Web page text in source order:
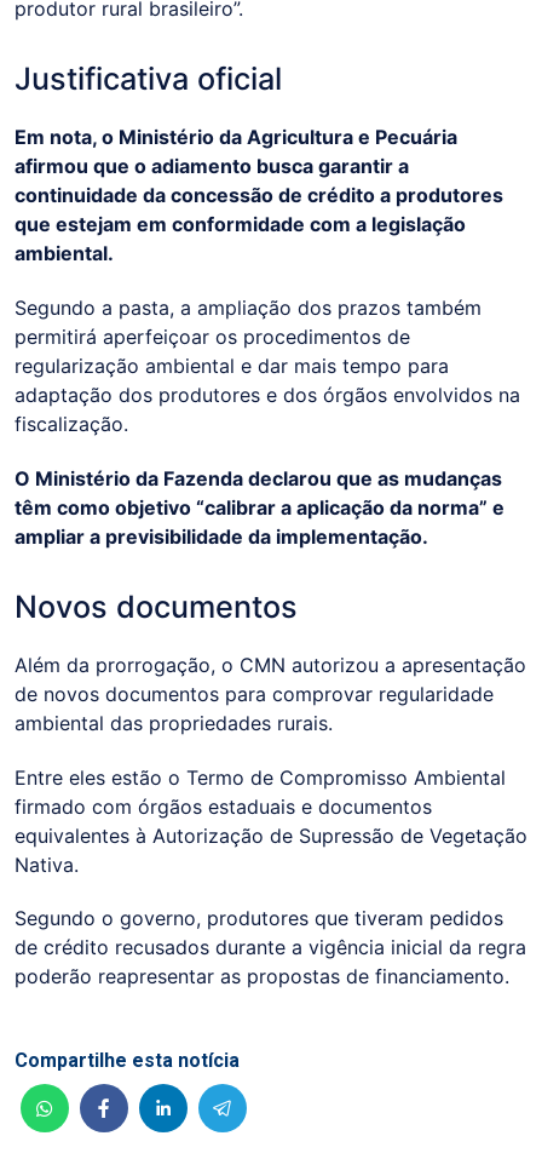
produtor rural brasileiro”.
Justificativa oficial
Em nota, o Ministério da Agricultura e Pecuária
afirmou que o adiamento busca garantir a
continuidade da concessão de crédito a produtores
que estejam em conformidade com a legislação
ambiental.
Segundo a pasta, a ampliação dos prazos também
permitirá aperfeiçoar os procedimentos de
regularização ambiental e dar mais tempo para
adaptação dos produtores e dos órgãos envolvidos na
fiscalização.
O Ministério da Fazenda declarou que as mudanças
têm como objetivo “calibrar a aplicação da norma” e
ampliar a previsibilidade da implementação.
Novos documentos
Além da prorrogação, o CMN autorizou a apresentação
de novos documentos para comprovar regularidade
ambiental das propriedades rurais.
Entre eles estão o Termo de Compromisso Ambiental
firmado com órgãos estaduais e documentos
equivalentes à Autorização de Supressão de Vegetação
Nativa.
Segundo o governo, produtores que tiveram pedidos
de crédito recusados durante a vigência inicial da regra
poderão reapresentar as propostas de financiamento.
Compartilhe esta notícia